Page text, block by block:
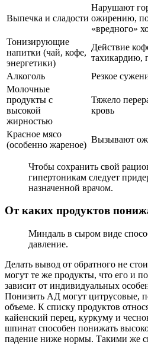
Выпечка и сладости
Нарушают
ожирению,
«вредного»
Тонизирующие
напитки (чай, кофе,
энергетики)
Действие
Алкоголь
Резкое
Молочные
продукты с
высокой
жирностью
Тяжело
кровь
Красное мясо
(особенно жареное)
Вызывают
Чтобы сохранить свой
гипертоникам следует
назначенной врачом.
От каких продуктов
Миндаль в сыром виде
давление.
Делать вывод от обратного не
могут те же продукты, что его и
зависит от индивидуальных
Понизить АД могут цитрусовые,
объеме. К списку продуктов
кайенский перец, куркуму и
шпинат способен понижать
падение ниже нормы. Такими же